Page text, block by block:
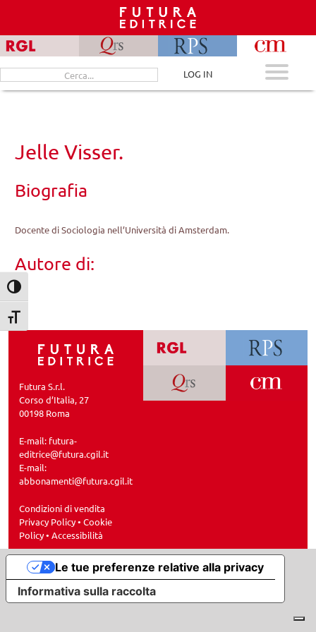
Attiva/disattiva alto contrasto
Attiva/disattiva dimensione testo
content
Cerca
per:
LOG IN
Jelle Visser.
Biografia
Docente di Sociologia nell’Università di Amsterdam.
Autore di:
Futura S.r.l.
Corso d’Italia, 27
00198 Roma
E-mail: futura-
editrice@futura.cgil.it
E-mail:
abbonamenti@futura.cgil.it
Condizioni di vendita
Privacy Policy• Cookie
Policy• Accessibilità
Informativa sulla raccolta
Le tue preferenze relative alla privacy